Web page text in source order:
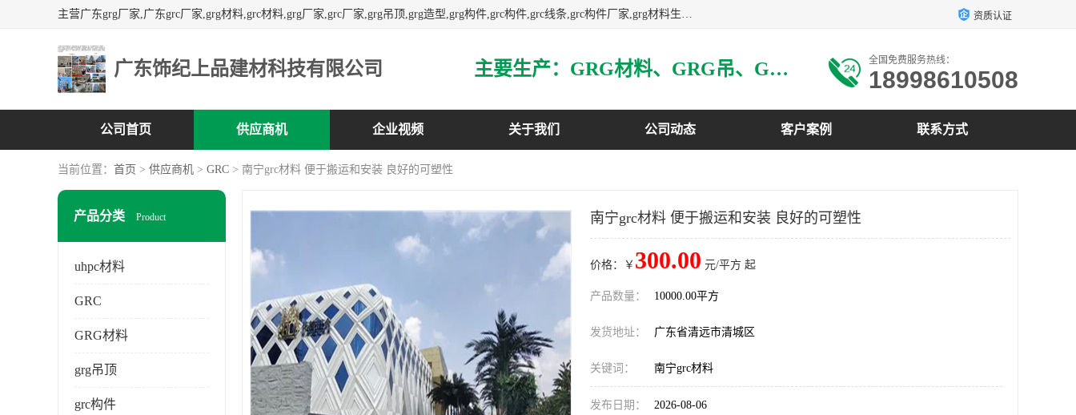
主营广东grg厂家,广东grc厂家,grg材料,grc材料,grg厂家,grc厂家,grg吊顶,grg造型,grg构件,grc构件,grc线条,grc构件厂家,grg材料生产厂家,grg材料定制,uhpc,uhpc厂家,uhpc外墙挂板,uhpc镂空幕墙板,3万平方厂房,如果您对我公司的产品服务感兴趣,请联系我们. 资质认证
广东饰纪上品建材科技有限公司 主要生产：GRG材料、GRG吊、GRG构件、GRG线条、GRG艺术造型、GRG吊材料等 全国免费服务热线：
18998610508
公司首页 供应商机 企业视频 关于我们 公司动态 客户案例 联系方式
当前位置： 首页 > 供应商机 > GRC > 南宁grc材料 便于搬运和安装 良好的可塑性
产品分类 Product
uhpc材料
GRC
GRG材料
grg吊顶
grc构件
南宁grc材料 便于搬运和安装 良好的可塑性
价格：￥ 300.00 元/平方 起
产品数量： 10000.00平方
发货地址： 广东省清远市清城区
关键词： 南宁grc材料
发布日期： 2026-08-06